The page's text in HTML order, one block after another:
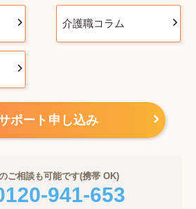
介護職コラム
ポート申し込み
ご相談も可能です(携帯 OK)
941-653